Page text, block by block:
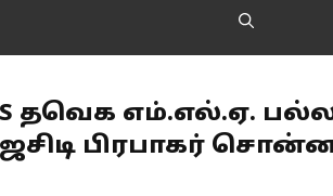
தவெக எம்.எல்.ஏ.
பிரபாகர்